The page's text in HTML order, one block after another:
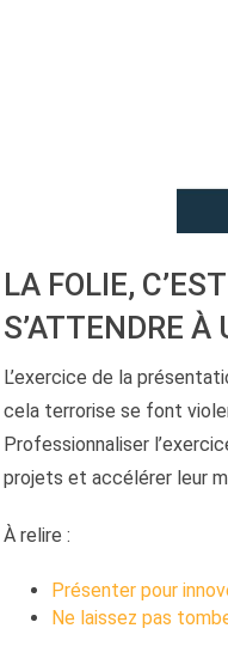
LA FOLIE,
S’ATTENDRE À
L’exercice de la
cela terrorise se font
Professionnaliser
projets et accélérer leur
À relire :
Présenter pour
Ne laissez pas